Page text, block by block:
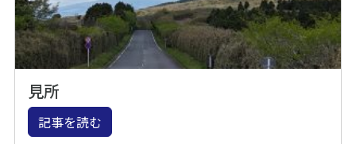
見所
記事を読む